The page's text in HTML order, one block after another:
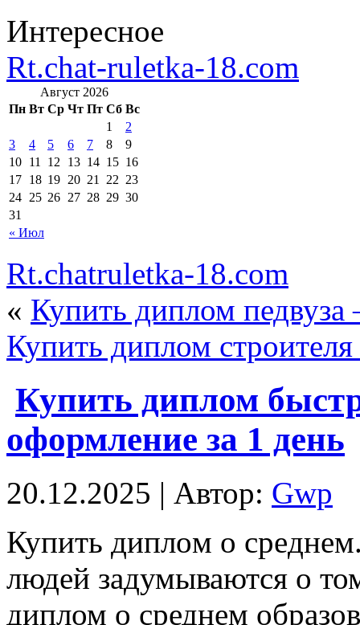
Интересное
Rt.chat-ruletka-18.com
Август 2026
Пн Вт Ср Чт Пт Сб Вс
« Июл
1
2
3
4 5 6 7 8
9
10 11 12 13 14 15 16
17 18 19 20 21 22 23
24 25 26 27 28 29 30
31
Rt.chatruletka-18.com
« Купить диплом
Купить диплом
Купить диплом
оформление за 1 день
20.12.2025 | Автор: Gwp
Купить диплoм o
людей задумываются о
диплом о среднем